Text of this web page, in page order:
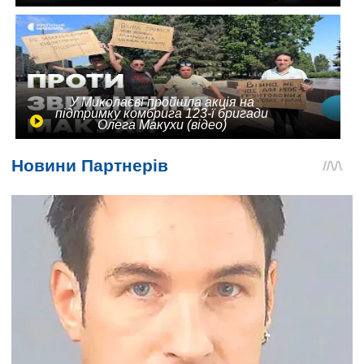
У Миколаєві пройшла акція на
підтримку комбрига 123-ї бригади
Олега Макухи (відео)